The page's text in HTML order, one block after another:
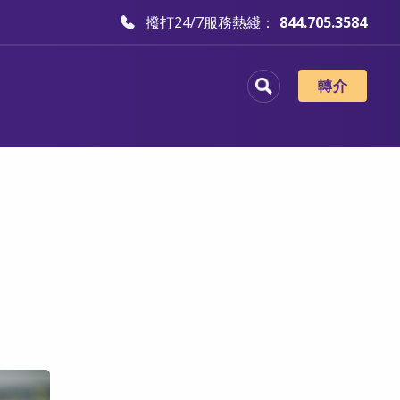
撥打24/7服務熱綫： 844.705.3584
轉介